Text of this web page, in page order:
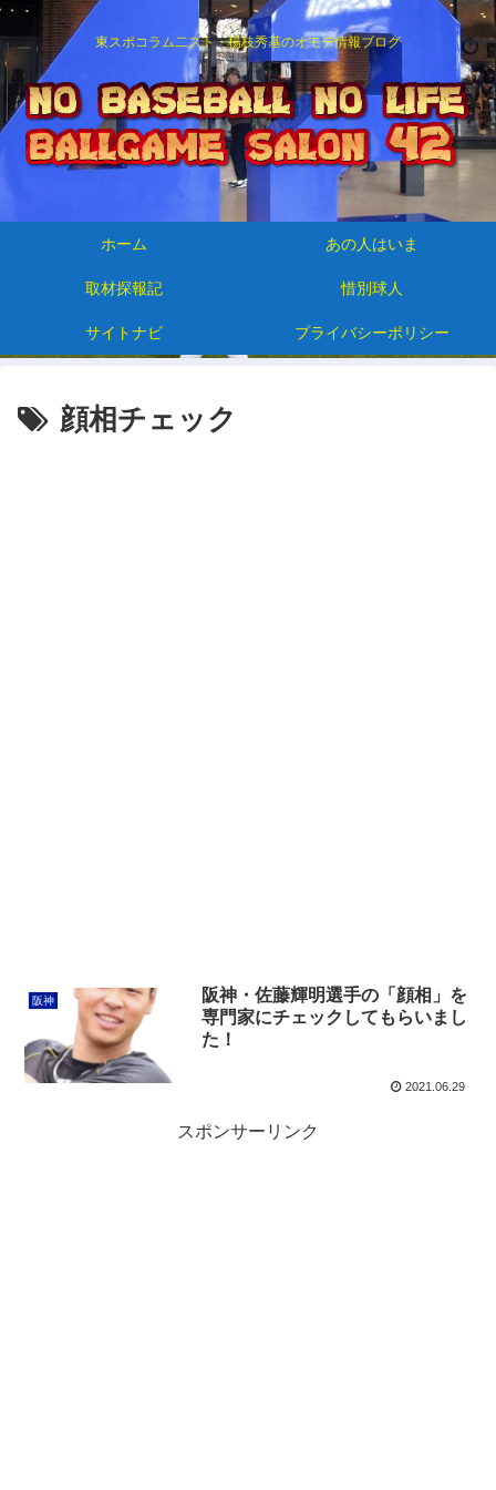
東スポコラム二スト・楊枝秀基のオモテ情報ブログ
ホーム あの人はいま
取材探報記 惜別球人
サイトナビ プライバシーポリシー
顔相チェック
阪神
阪神・佐藤輝明選手の「顔相」を
専門家にチェックしてもらいまし
た！
2021.06.29
スポンサーリンク